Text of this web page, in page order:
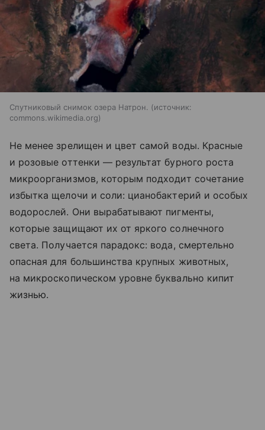
Спутниковый снимок озера Натрон.
источник:
commons.wikimedia.org
Не менее зрелищен и цвет самой воды. Красные
и розовые оттенки — результат бурного роста
микроорганизмов, которым подходит сочетание
избытка щелочи и соли: цианобактерий и особых
водорослей. Они вырабатывают пигменты,
которые защищают их от яркого солнечного
света. Получается парадокс: вода, смертельно
опасная для большинства крупных животных,
на микроскопическом уровне буквально кипит
жизнью.